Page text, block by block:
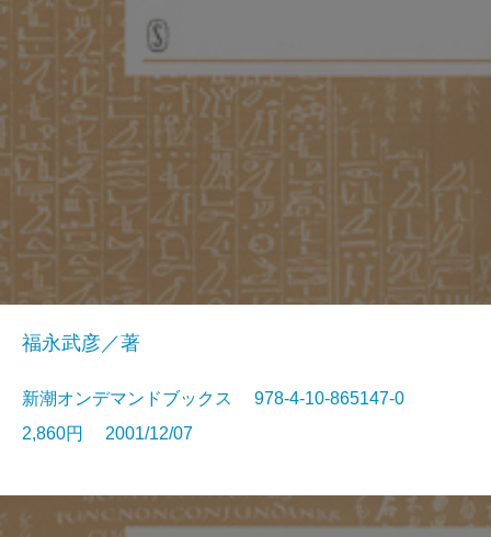
福永武彦／著
新潮オンデマンドブックス 978-4-10-865147-0
2,860円 2001/12/07